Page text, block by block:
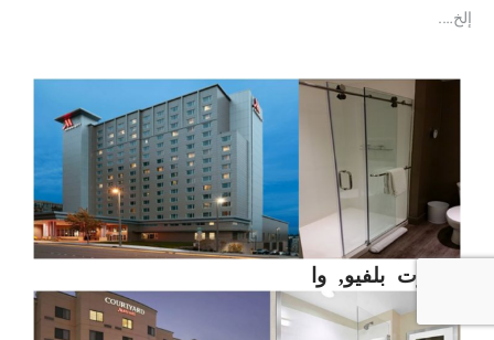
إلخ….
ماريوت بلفيو, وا